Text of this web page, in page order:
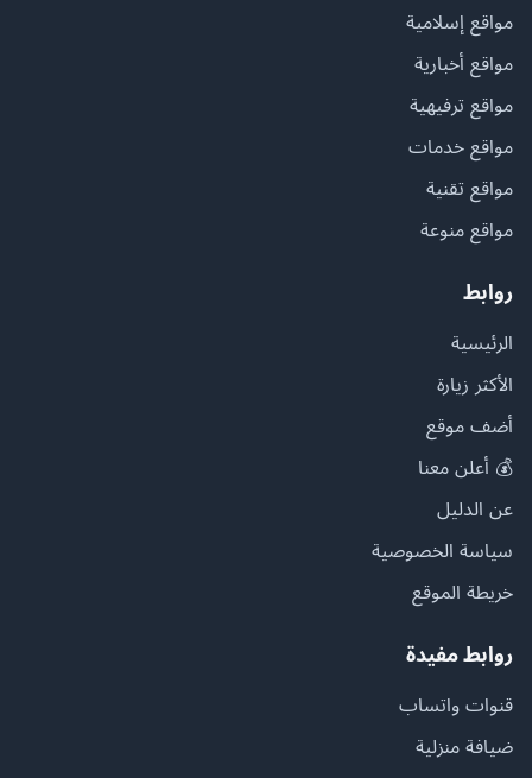
مواقع إسلامية
مواقع أخبارية
مواقع ترفيهية
مواقع خدمات
مواقع تقنية
مواقع منوعة
روابط
الرئيسية
الأكثر زيارة
أضف موقع
💰 أعلن معنا
عن الدليل
سياسة الخصوصية
خريطة الموقع
روابط مفيدة
قنوات واتساب
ضيافة منزلية